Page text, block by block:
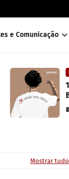
e Comunicação
cotas raciais no
na
Mostrar tudo